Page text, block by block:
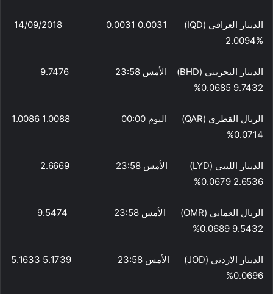
الدينار العراقي (IQD) 14/09/2018 0.0031 0.0031
2.0094%
الدينار البحريني (BHD) الأمس 23:58 9.7476
9.7432 0.0685%
الريال القطري (QAR) اليوم 00:00 1.0088 1.0086
0.0714%
الدينار الليبي (LYD) الأمس 23:58 2.6669
2.6536 0.0679%
الريال العماني (OMR) الأمس 23:58 9.5474
9.5432 0.0689%
الدينار الاردني (JOD) الأمس 23:58 5.1739 5.1633
0.0696%